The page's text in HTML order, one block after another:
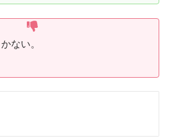
ない。